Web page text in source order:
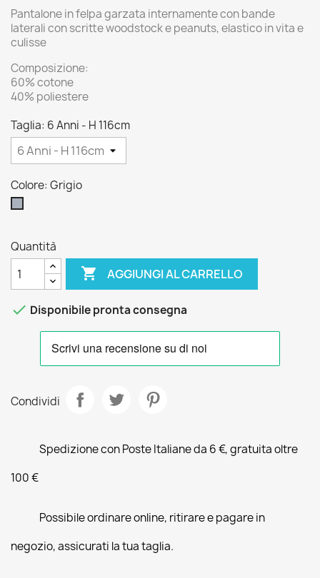
Pantalone in felpa garzata internamente con bande
laterali con scritte woodstock e peanuts, elastico in vita e
culisse
Composizione:
60% cotone
40% poliestere
Taglia: 6 Anni - H 116cm
Colore: Grigio
Quantità
 AGGIUNGI AL CARRELLO
 Disponibile pronta consegna
Condividi
Spedizione con Poste Italiane da 6 €, gratuita oltre
100 €
Possibile ordinare online, ritirare e pagare in
negozio, assicurati la tua taglia.